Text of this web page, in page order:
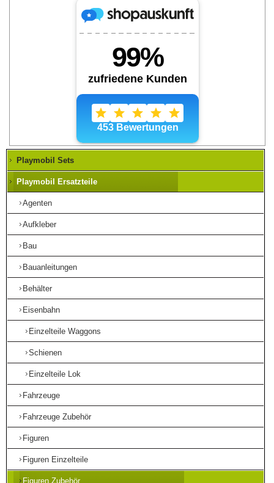
Playmobil Sets
Playmobil Ersatzteile
Agenten
Aufkleber
Bau
Bauanleitungen
Behälter
Eisenbahn
Einzelteile Waggons
Schienen
Einzelteile Lok
Fahrzeuge
Fahrzeuge Zubehör
Figuren
Figuren Einzelteile
Figuren Zubehör